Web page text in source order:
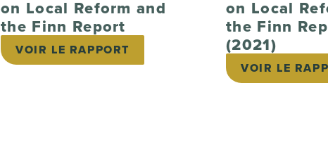
on Local Reform and
the Finn Report
VOIR LE RAPPORT
on Local
the Finn
(2021)
VOIR LE